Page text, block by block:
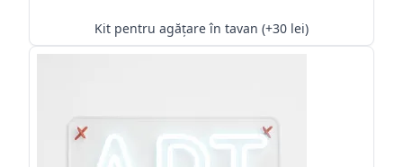
Kit pentru agățare în tavan (+30 lei)